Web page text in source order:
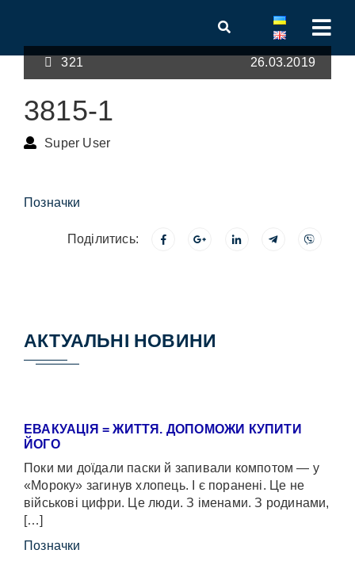
321 26.03.2019
3815-1
Super User
Позначки
Поділитись:
АКТУАЛЬНІ НОВИНИ
ЕВАКУАЦІЯ = ЖИТТЯ. ДОПОМОЖИ КУПИТИ
ЙОГО
Поки ми доїдали паски й запивали компотом — у
«Мороку» загинув хлопець. І є поранені. Це не
військові цифри. Це люди. З іменами. З родинами,
[…]
Позначки